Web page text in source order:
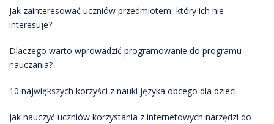
Jak zainteresować uczniów przedmiotem, który ich nie
interesuje?
Dlaczego warto wprowadzić programowanie do programu
nauczania?
10 największych korzyści z nauki języka obcego dla dzieci
Jak nauczyć uczniów korzystania z internetowych narzędzi do